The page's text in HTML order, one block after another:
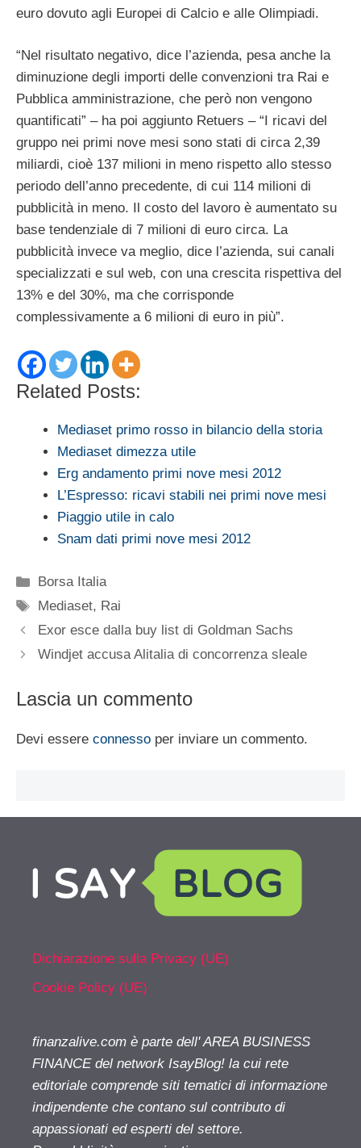
euro dovuto agli Europei di Calcio e alle Olimpiadi.
“Nel risultato negativo, dice l’azienda, pesa anche la
diminuzione degli importi delle convenzioni tra Rai e
Pubblica amministrazione, che però non vengono
quantificati” – ha poi aggiunto Retuers – “I ricavi del
gruppo nei primi nove mesi sono stati di circa 2,39
miliardi, cioè 137 milioni in meno rispetto allo stesso
periodo dell’anno precedente, di cui 114 milioni di
pubblicità in meno. Il costo del lavoro è aumentato su
base tendenziale di 7 milioni di euro circa. La
pubblicità invece va meglio, dice l’azienda, sui canali
specializzati e sul web, con una crescita rispettiva del
13% e del 30%, ma che corrisponde
complessivamente a 6 milioni di euro in più”.
Related Posts:
Mediaset primo rosso in bilancio della storia
Mediaset dimezza utile
Erg andamento primi nove mesi 2012
L’Espresso: ricavi stabili nei primi nove mesi
Piaggio utile in calo
Snam dati primi nove mesi 2012
Categorie
Borsa Italia
Tag
Mediaset, Rai
Exor esce dalla buy list di Goldman Sachs
Windjet accusa Alitalia di concorrenza sleale
Lascia un commento
Devi essere connesso per inviare un commento.
Dichiarazione sulla Privacy (UE)
Cookie Policy (UE)
finanzalive.com è parte dell' AREA BUSINESS
FINANCE del network IsayBlog! la cui rete
editoriale comprende siti tematici di informazione
indipendente che contano sul contributo di
appassionati ed esperti del settore.